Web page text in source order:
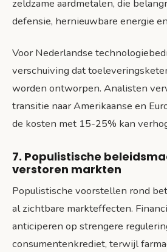
zeldzame aardmetalen, die
defensie, hernieuwbare energie
Voor Nederlandse
verschuiving dat
worden ontworpen. Analisten
transitie naar Amerikaanse en
de kosten met 15-25% kan
7. Populistische
verstoren markten
Populistische voorstellen rond
al zichtbare markteffecten.
anticiperen op strengere
consumentenkrediet, terwijl